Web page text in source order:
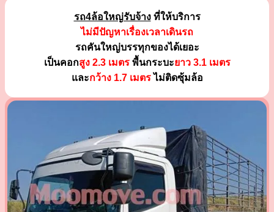
รถ4ล้อใหญ่รับจ้างที่ให้บริการ
ไม่มีปัญหาเรื่องเวลาเดินรถ
รถคันใหญ่บรรทุกของได้เยอะ
เป็นคอกสูง 2.3 เมตรพื้นกระบะยาว 3.1 เมตร
และกว้าง 1.7 เมตรไม่ติดซุ้มล้อ